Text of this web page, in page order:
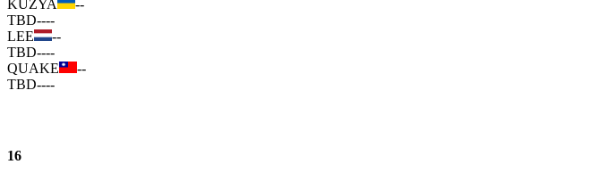
KUZYA
--
TBD----
LEE
--
TBD----
QUAKE
--
TBD----
16